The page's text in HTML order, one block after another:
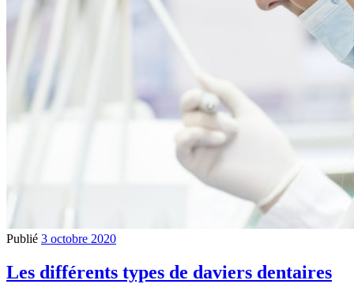
Publié 3 octobre 2020
Les différents types de daviers dentaires